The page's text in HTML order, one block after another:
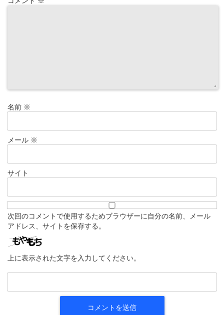
名前 ※
メール ※
サイト
次回のコメントで使用するためブラウザーに自分の名前、メール
アドレス、サイトを保存する。
上に表示された文字を入力してください。